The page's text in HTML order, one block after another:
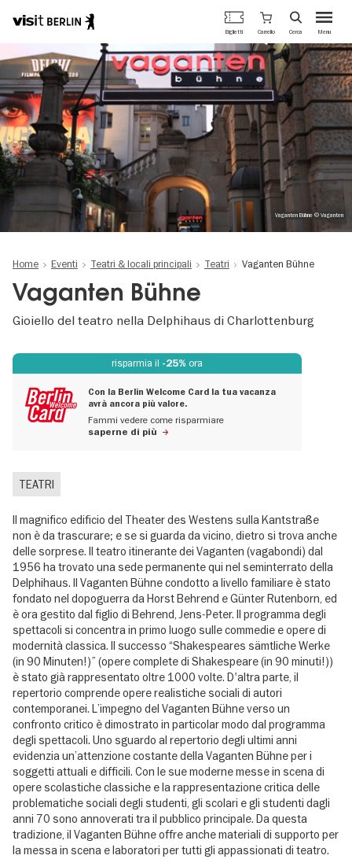
al
contenuto
principale
Portale
del
turismo
di
Berlino
Menu
Biglietti Carrello Cerca
Vaganten Bühne © Vaganten
Home Eventi Teatri & locali principali Teatri Vaganten Bühne
Vaganten Bühne
Gioiello del teatro nella Delphihaus di Charlottenburg
risparmia il -25% ora
Con la Berlin Welcome Card la tua vacanza
avrà ancora più valore.
Fammi vedere come risparmiare
saperne di più
TEATRI
Il magnifico edificio del Theater des Westens sulla Kantstraße
non è da trascurare; e se si guarda da vicino, dietro si trova anche
delle sorprese. Il teatro itinerante dei Vaganten (vagabondi) dal
1956 ha trovato una sede permanente qui nel seminterrato della
Delphihaus. Il Vaganten Bühne condotto a livello familiare è stato
fondato nel dopoguerra da Horst Behrend e Günter Rutenborn, ed
è ora gestito dal figlio di Behrend, Jens-Peter. Il programma degli
spettacoli si concentra in primo luogo sulle commedie e opere di
modernità classica. Il successo “Shakespeares sämtliche Werke
(in 90 Minuten!)” (opere complete di Shakespeare (in 90 minuti!))
è stato già rappresentato oltre 1000 volte. D'altra parte, il
repertorio comprende opere realistiche sociali di autori
contemporanei. L’impegno del Vaganten Bühne verso un
confronto critico è dimostrato in particolar modo dal programma
degli spettacoli. Uno sguardo al repertorio degli ultimi anni
evidenzia un’attenzione costante della Vaganten Bühne per i
soggetti attuali e difficili. Con le sue moderne messe in scena di
opere scolastiche classiche e la rappresentazione critica delle
problematiche sociali degli studenti, gli scolari e gli studenti dagli
anni 70 sono annoverati tra il pubblico principale. Da questa
tradizione, il Vaganten Bühne offre anche materiali di supporto per
la messa in scena e laboratori per tutti gli appassionati di teatro.